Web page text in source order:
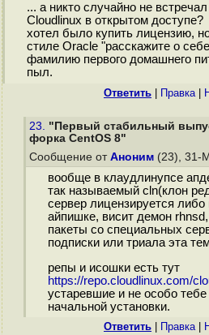
... а никто случайно не
Cloudlinux в открытом доступе?
хотел было купить лицензию,
стиле Oracle "расскажите о
фамилию первого домашнего
пыл.
Ответить Правка|
23. "Первый стабильный
форка CentOS 8"
Сообщение от Аноним (23), 31-
вообще в клаудлинyпсе
так называемый cln(клон
сервер лицензируется
айпишке, висит демон
пакеты со специальных
подписки или триала эта
репы и исошки есть тут
https://repo.cloudlinux.com/
устаревшие и не особо тебе
начальной установки.
Ответить Правка|